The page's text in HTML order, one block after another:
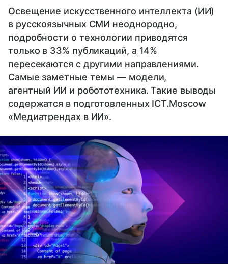
Освещение искусственного интеллекта (ИИ)
в русскоязычных СМИ неоднородно,
подробности о технологии приводятся
только в 33% публикаций, а 14%
пересекаются с другими направлениями.
Самые заметные темы — модели,
агентный ИИ и робототехника. Такие выводы
содержатся в подготовленных ICT.Moscow
«Медиатрендах в ИИ».